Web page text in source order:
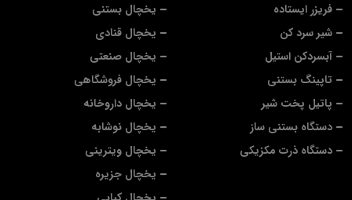
یخچال بستنی
یخچال قنادی
یخچال صنعتی
یخچال فروشگاهی
یخچال داروخانه
یخچال نوشابه
یخچال ویترینی
یخچال جزیره
فریزر ایستاده
شیر سرد کن
آبسردکن استیل
تاپینگ بستنی
پاتیل پخت شیر
دستگاه بستنی ساز
دستگاه ذرت مکزیکی